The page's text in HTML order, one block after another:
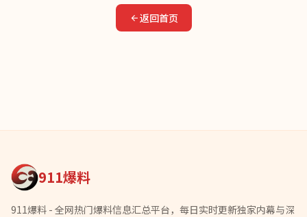
返回首页
911爆料
911爆料 - 全网热门爆料信息汇总平台，每日实时更新独家内幕与深